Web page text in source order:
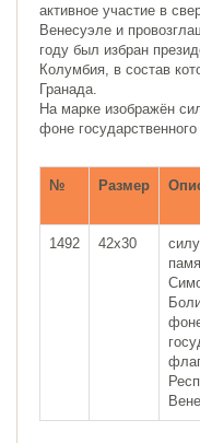
активное участие в
Венесуэле и
году был избран
Колумбия, в состав
Гранада.
На марке изображён
фоне
№ Размер
1492 42х30